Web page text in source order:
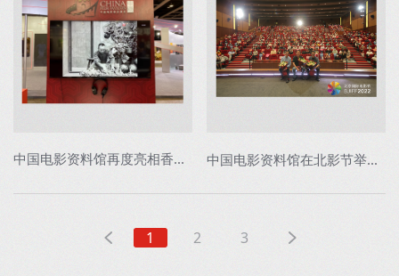
中国电影资料馆再度亮相香港国际影视展 中国电影资料馆在北影节举办《茶馆》修复版...
1 2 3